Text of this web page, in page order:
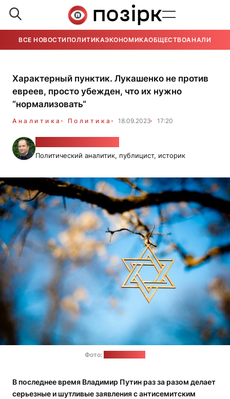
ВСЕ НОВОСТИ ПОЛИТИКАЭКОНОМИКАОБЩЕСТВОАНАЛИТИКА
Характерный пунктик. Лукашенко не против
евреев, просто убежден, что их нужно
“нормализовать“
Аналитика Политика 18.09.2023 17:20
Политический аналитик, публицист, историк
Фото:
В последнее время Владимир Путин раз за разом делает
серьезные и шутливые заявления с антисемитским